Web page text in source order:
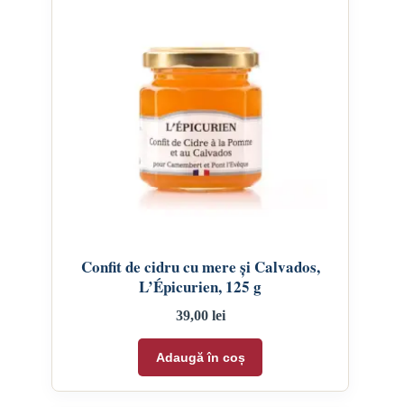
Confit de cidru cu mere și Calvados,
L’Épicurien, 125 g
39,00 lei
Adaugă în coș